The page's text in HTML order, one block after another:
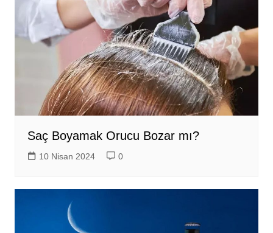
Saç Boyamak Orucu Bozar mı?
10 Nisan 2024 0